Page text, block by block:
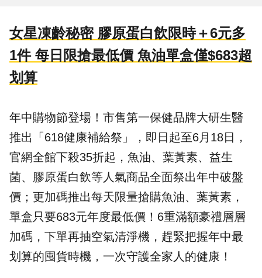
女星凍齡秘密 膠原蛋白飲限時＋6元多
1件 每日限搶最低價 魚油單盒僅$683超
划算
年中購物節登場！市售第一保健品牌大研生醫
推出「618健康補給祭」，即日起至6月18日，
官網全館下殺35折起，魚油、葉黃素、益生
菌、膠原蛋白飲等人氣商品全面祭出年中破盤
價；更加碼推出每天限量搶購魚油、葉黃素，
單盒只要683元年度最低價！6重滿額豪禮層層
加碼，下單再抽空氣清淨機，趕緊把握年中最
划算的囤貨時機，一次守護全家人的健康！